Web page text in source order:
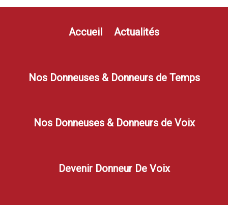
Accueil Actualités
Nos Donneuses & Donneurs de Temps
Nos Donneuses & Donneurs de Voix
Devenir Donneur De Voix